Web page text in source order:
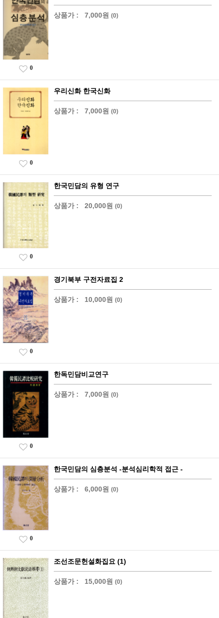
상품가 : 7,000원 (0)
0
우리신화 한국신화
상품가 : 7,000원 (0)
0
한국민담의 유형 연구
상품가 : 20,000원 (0)
0
경기북부 구전자료집 2
상품가 : 10,000원 (0)
0
한독민담비교연구
상품가 : 7,000원 (0)
0
한국민담의 심층분석 -분석심리학적 접근 -
상품가 : 6,000원 (0)
0
조선조문헌설화집요 (1)
상품가 : 15,000원 (0)